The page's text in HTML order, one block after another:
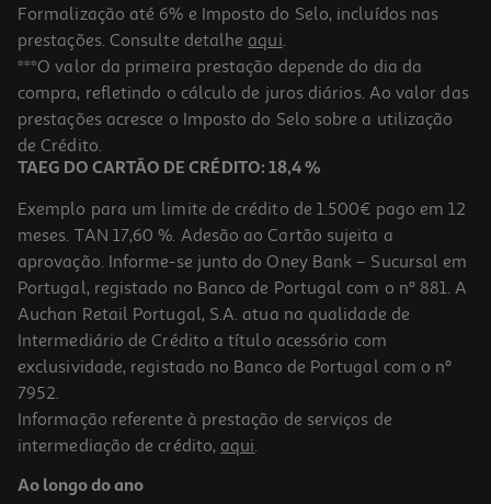
Caixa Em Vidro Quadrada Actuel Hermética Com Válvula 2l
7.99 €/un
7,99 €
Caixa Em Vidro Rectangular Actuel Hermética Com Válvula 1.45l
6.99 €/un
Formalização até 6% e Imposto do Selo, incluídos nas
prestações. Consulte detalhe aqui.
***O valor da primeira prestação depende do dia da
compra, refletindo o cálculo de juros diários. Ao valor das
prestações acresce o Imposto do Selo sobre a utilização
de Crédito.
TAEG DO CARTÃO DE CRÉDITO: 18,4 %
Exemplo para um limite de crédito de 1.500€ pago em 12
meses. TAN 17,60 %. Adesão ao Cartão sujeita a
aprovação. Informe-se junto do Oney Bank – Sucursal em
Portugal, registado no Banco de Portugal com o nº 881. A
Auchan Retail Portugal, S.A. atua na qualidade de
Intermediário de Crédito a título acessório com
exclusividade, registado no Banco de Portugal com o nº
7952.
Informação referente à prestação de serviços de
intermediação de crédito, aqui.
Ao longo do ano